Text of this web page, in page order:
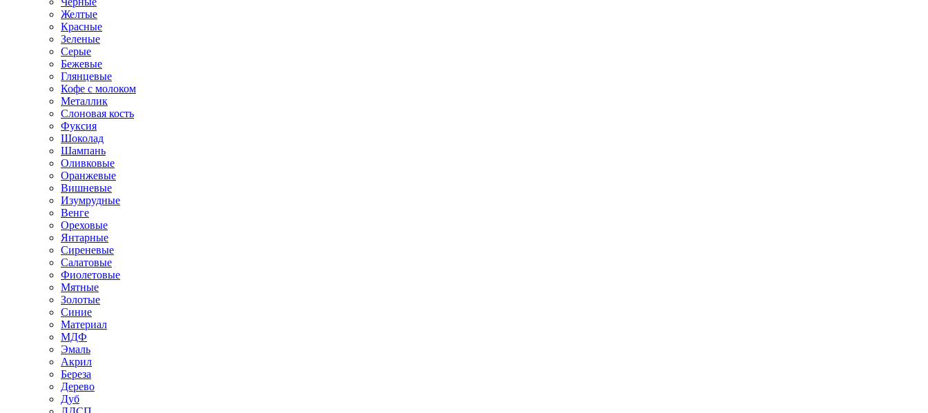
Желтые
Красные
Зеленые
Серые
Бежевые
Глянцевые
Кофе с молоком
Металлик
Слоновая кость
Фуксия
Шоколад
Шампань
Оливковые
Оранжевые
Вишневые
Изумрудные
Венге
Ореховые
Янтарные
Сиреневые
Салатовые
Фиолетовые
Мятные
Золотые
Синие
Материал
МДФ
Эмаль
Акрил
Береза
Дерево
Дуб